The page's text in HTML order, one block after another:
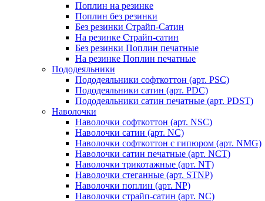
Поплин на резинке
Поплин без резинки
Без резинки Страйп-Сатин
На резинке Страйп-сатин
Без резинки Поплин печатные
На резинке Поплин печатные
Пододеяльники
Пододеяльники софткоттон (арт. PSC)
Пододеяльники сатин (арт. PDC)
Пододеяльники сатин печатные (арт. PDST)
Наволочки
Наволочки софткоттон (арт. NSC)
Наволочки сатин (арт. NC)
Наволочки софткоттон с гипюром (арт. NMG)
Наволочки сатин печатные (арт. NCT)
Наволочки трикотажные (арт. NT)
Наволочки стеганные (арт. STNP)
Наволочки поплин (арт. NP)
Наволочки страйп-сатин (арт. NC)